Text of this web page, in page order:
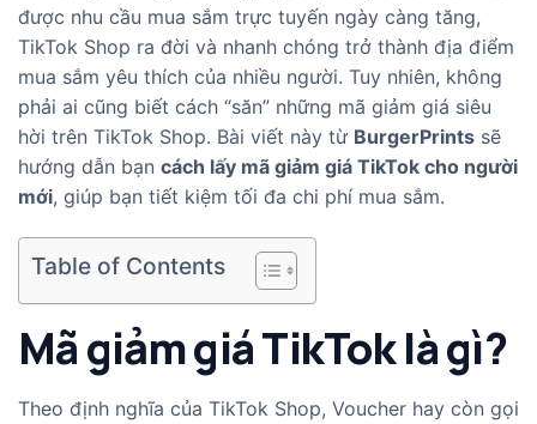
được nhu cầu mua sắm trực tuyến ngày càng tăng,
TikTok Shop ra đời và nhanh chóng trở thành địa điểm
mua sắm yêu thích của nhiều người. Tuy nhiên, không
phải ai cũng biết cách “săn” những mã giảm giá siêu
hời trên TikTok Shop. Bài viết này từ BurgerPrints sẽ
hướng dẫn bạn cách lấy mã giảm giá TikTok cho người
mới, giúp bạn tiết kiệm tối đa chi phí mua sắm.
Table of Contents
Mã giảm giá TikTok là gì?
Theo định nghĩa của TikTok Shop, Voucher hay còn gọi